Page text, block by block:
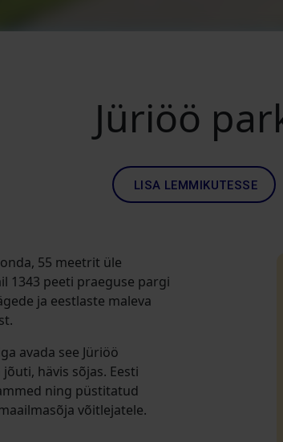
Jüriöö
LISA LEMMIKUTESSE
55 meetrit üle
1343 peeti praeguse pargi
ja eestlaste maleva
avada see Jüriöö
hävis sõjas. Eesti
ning püstitatud
võitlejatele.